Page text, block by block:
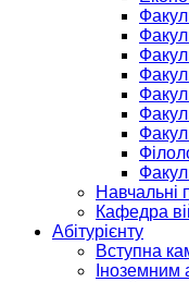
Навчальні
Кафедра
Абітурієнту
Вступна
Іноземним